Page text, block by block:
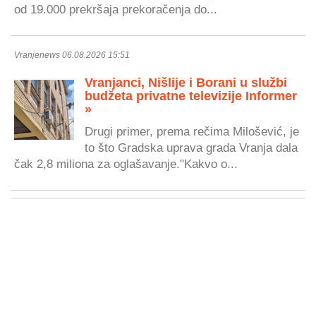
od 19.000 prekršaja prekoračenja do...
Vranjenews 06.08.2026 15:51
Vranjanci, Nišlije i Borani u službi
budžeta privatne televizije Informer
»
Drugi primer, prema rečima Milošević, je
to što Gradska uprava grada Vranja dala
čak 2,8 miliona za oglašavanje."Kakvo o...